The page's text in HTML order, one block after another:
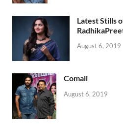
Latest Stills
August 6, 2019
Comali
August 6, 2019